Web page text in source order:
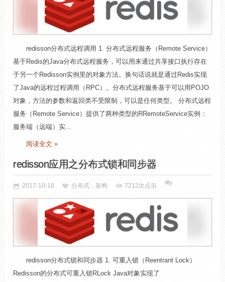
redisson分布式远程调用 1. 分布式远程服务（Remote Service）
基于Redis的Java分布式远程服务，可以用来通过共享接口执行存在
于另一个Redisson实例里的对象方法。换句话说就是通过Redis实现
了Java的远程过程调用（RPC）。分布式远程服务基于可以用POJO
对象，方法的参数和返回类不受限制，可以是任何类型。 分布式远程
服务（Remote Service）提供了两种类型的RRemoteService实例：
服务端（远端）实...
阅读全文 »
redisson应用之分布式锁和同步器
2017-10-18 分布式，架构 7212次点击
redisson分布式锁和同步器 1. 可重入锁（Reentrant Lock）
Redisson的分布式可重入锁RLock Java对象实现了